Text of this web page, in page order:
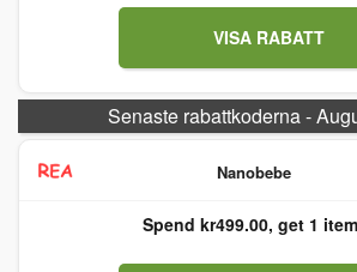
VISA RABATT
Senaste rabattkoderna -
Nanobebe
Spend kr499.00, get 1